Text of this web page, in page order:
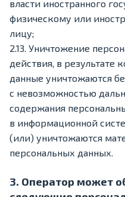
власти иностранного
физическому или
лицу;
2.13. Уничтожение
действия, в результате
данные уничтожаются
с невозможностью
содержания
в информационной
(или) уничтожаются
персональных данных.
3. Оператор может